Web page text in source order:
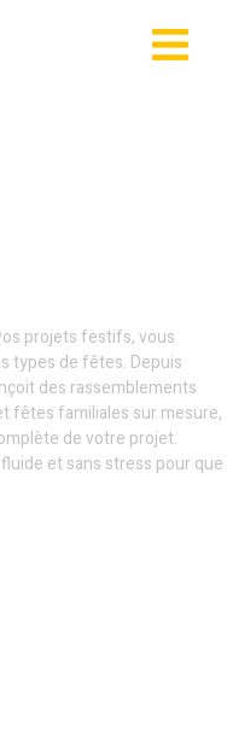
projets festifs, vous
types de fêtes. Depuis
des rassemblements
fêtes familiales sur mesure,
de votre projet.
et sans stress pour que